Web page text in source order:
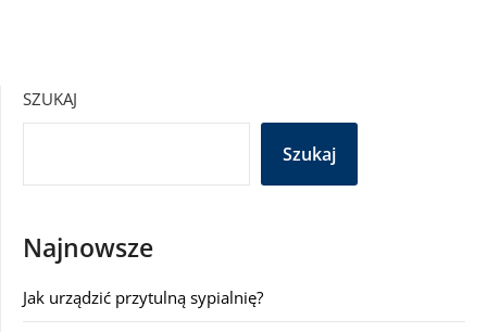
SZUKAJ
Szukaj
Najnowsze
Jak urządzić przytulną sypialnię?